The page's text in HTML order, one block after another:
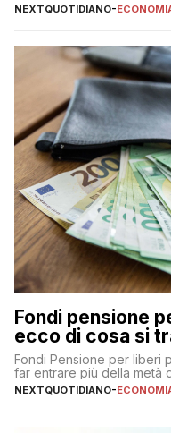
NEXTQUOTIDIANO-
Fondi pensione
ecco di cosa si
Fondi Pensione per liberi
far entrare più della metà
NEXTQUOTIDIANO-